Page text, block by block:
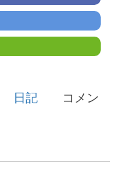
日記
コメン